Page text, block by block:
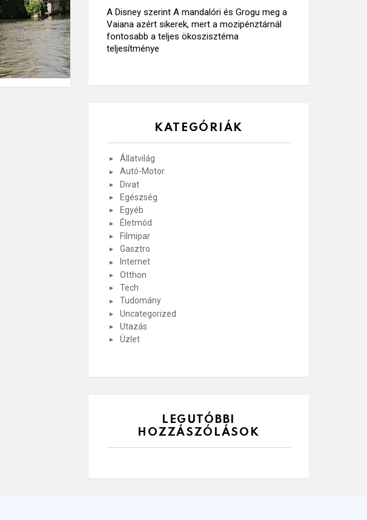
A Disney szerint A mandalóri és Grogu meg a
Vaiana azért sikerek, mert a mozipénztárnál
fontosabb a teljes ökoszisztéma
teljesítménye
KATEGÓRIÁK
Állatvilág
Autó-Motor
Divat
Egészség
Egyéb
Életmód
Filmipar
Gasztro
Internet
Otthon
Tech
Tudomány
Uncategorized
Utazás
Üzlet
LEGUTÓBBI
HOZZÁSZÓLÁSOK